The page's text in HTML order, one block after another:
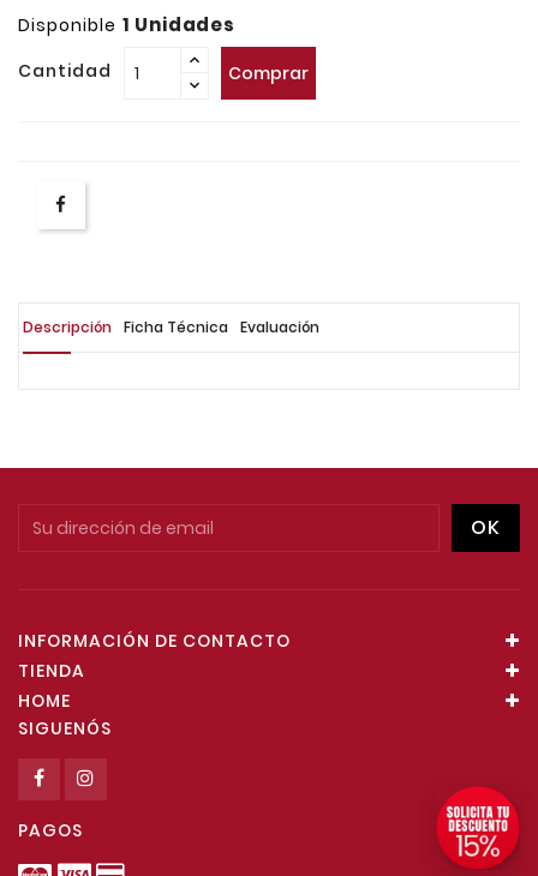
Disponible 1 Unidades
Cantidad Comprar
Descripción Ficha Técnica Evaluación
INFORMACIÓN DE CONTACTO
TIENDA
HOME
SIGUENÓS
PAGOS